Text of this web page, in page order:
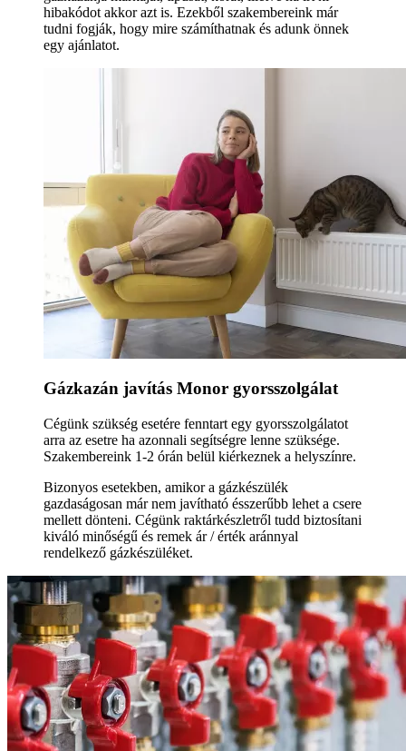
hibakódot akkor azt is. Ezekből szakembereink már
tudni fogják, hogy mire számíthatnak és adunk önnek
egy ajánlatot.
Gázkazán javítás Monor gyorsszolgálat
Cégünk szükség esetére fenntart egy gyorsszolgálatot
arra az esetre ha azonnali segítségre lenne szüksége.
Szakembereink 1-2 órán belül kiérkeznek a helyszínre.
Bizonyos esetekben, amikor a gázkészülék
gazdaságosan már nem javítható ésszerűbb lehet a csere
mellett dönteni. Cégünk raktárkészletről tudd biztosítani
kiváló minőségű és remek ár / érték aránnyal
rendelkező gázkészüléket.